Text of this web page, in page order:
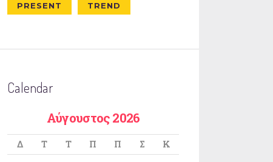
PRESENT TREND
Calendar
Αύγουστος 2026
Δ Τ Τ Π Π Σ Κ